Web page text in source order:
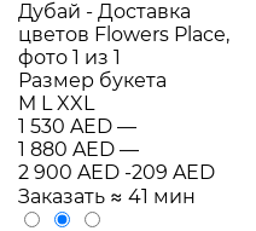
Размер букета
M LXXL
1 530 AED —
1 880 AED —
2 900 AED -209 AED
Заказать ≈ 41 мин